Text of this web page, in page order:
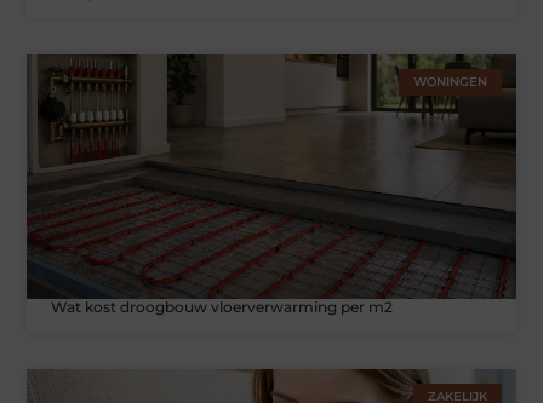
WONINGEN
Wat kost droogbouw vloerverwarming per m2
ZAKELIJK